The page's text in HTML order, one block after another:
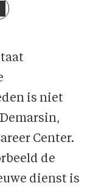
is niet
Center.
de
dienst is